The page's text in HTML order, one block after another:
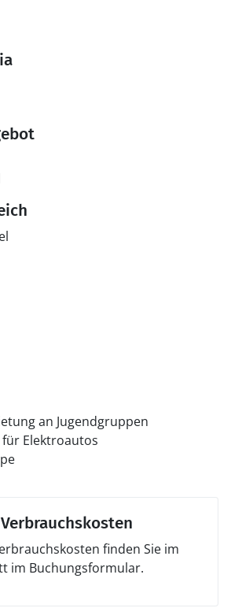
an Jugendgruppen
Elektroautos
finden Sie im
im Buchungsformular.